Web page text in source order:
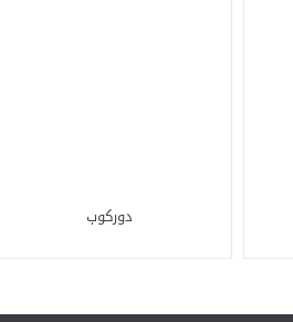
دورکوب